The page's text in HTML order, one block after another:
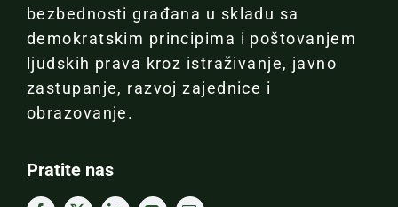
bezbednosti građana u skladu sa
demokratskim principima i poštovanjem
ljudskih prava kroz istraživanje, javno
zastupanje, razvoj zajednice i
obrazovanje.
Pratite nas